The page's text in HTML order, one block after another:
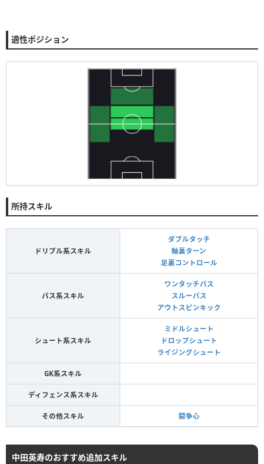
適性ポジション
所持スキル
ドリブル系スキル
ダブルタッチ
軸裏ターン
足裏コントロール
パス系スキル
ワンタッチパス
スルーパス
アウトスピンキック
シュート系スキル
ミドルシュート
ドロップシュート
ライジングシュート
GK系スキル
ディフェンス系スキル
その他スキル 闘争心
中田英寿のおすすめ追加スキル